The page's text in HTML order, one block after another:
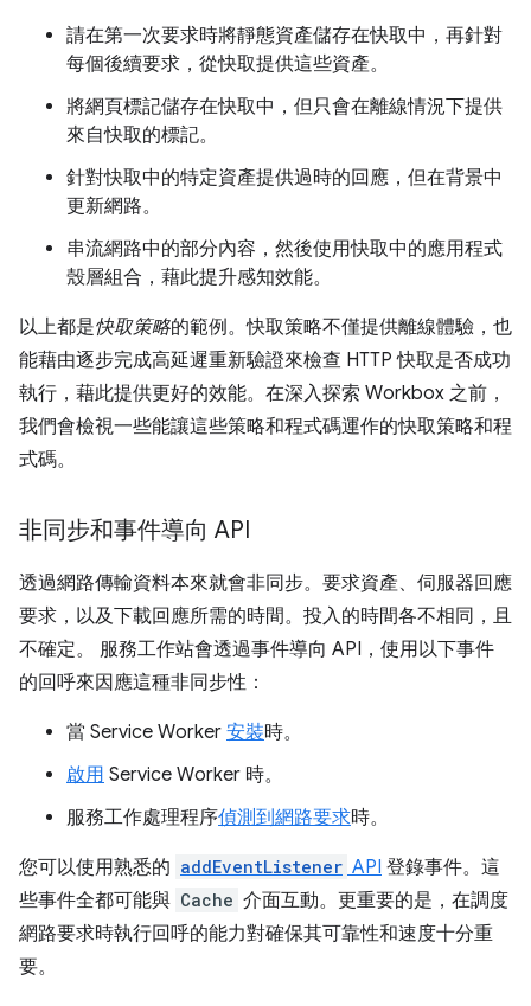
請在第一次要求時將靜態資產儲存在快取中，再針對
每個後續要求，從快取提供這些資產。
將網頁標記儲存在快取中，但只會在離線情況下提供
來自快取的標記。
針對快取中的特定資產提供過時的回應，但在背景中
更新網路。
串流網路中的部分內容，然後使用快取中的應用程式
殼層組合，藉此提升感知效能。
以上都是快取策略的範例。快取策略不僅提供離線體驗，也
能藉由逐步完成高延遲重新驗證來檢查 HTTP 快取是否成功
執行，藉此提供更好的效能。在深入探索 Workbox 之前，
我們會檢視一些能讓這些策略和程式碼運作的快取策略和程
式碼。
非同步和事件導向 API
透過網路傳輸資料本來就會非同步。要求資產、伺服器回應
要求，以及下載回應所需的時間。投入的時間各不相同，且
不確定。 服務工作站會透過事件導向 API，使用以下事件
的回呼來因應這種非同步性：
當 Service Worker 安裝時。
啟用 Service Worker 時。
服務工作處理程序偵測到網路要求時。
您可以使用熟悉的 addEventListener API 登錄事件。這
些事件全都可能與 Cache 介面互動。更重要的是，在調度
網路要求時執行回呼的能力對確保其可靠性和速度十分重
要。